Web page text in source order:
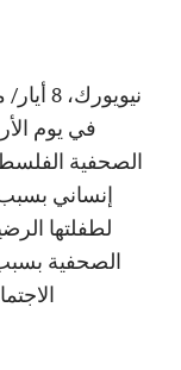
في يوم
الصحفية
إنساني
لطفلتها
الصحفية